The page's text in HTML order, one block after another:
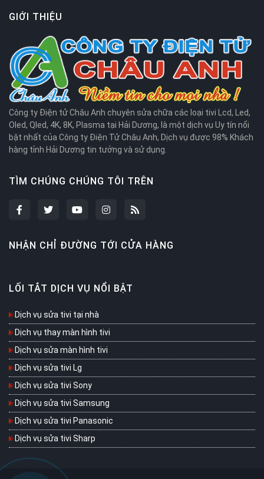
GIỚI THIỆU
Công ty Điện tử Châu Anh chuyên sửa chữa các loại tivi Lcd, Led,
Oled, Qled, 4K, 8K, Plasma tại Hải Dương, là một dịch vụ Uy tín nổi
bật nhất của Công ty Điện Tử Châu Anh, Dịch vụ được 98% Khách
hàng tỉnh Hải Dương tin tưởng và sử dụng.
TÌM CHÚNG CHÚNG TÔI TRÊN
NHẬN CHỈ ĐƯỜNG TỚI CỬA HÀNG
LỐI TẮT DỊCH VỤ NỔI BẬT
Dịch vụ sửa tivi tại nhà
Dịch vụ thay màn hình tivi
Dịch vụ sửa màn hình tivi
Dịch vụ sửa tivi Lg
Dịch vụ sửa tivi Sony
Dịch vụ sửa tivi Samsung
Dịch vụ sửa tivi Panasonic
Dịch vụ sửa tivi Sharp